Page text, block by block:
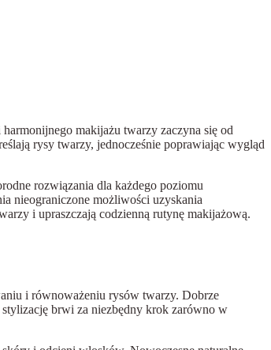
makijażu twarzy zaczyna się od
rysy twarzy, jednocześnie poprawiając wygląd
rozwiązania dla każdego poziomu
nieograniczone możliwości uzyskania
i upraszczają codzienną rutynę makijażową.
i równoważeniu rysów twarzy. Dobrze
brwi za niezbędny krok zarówno w